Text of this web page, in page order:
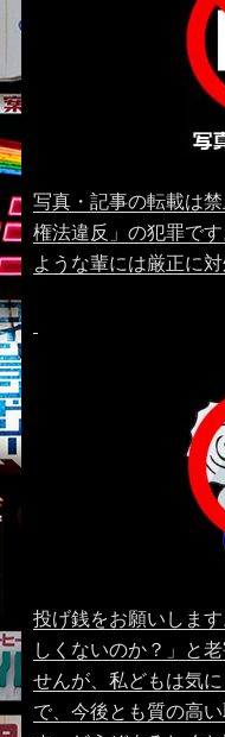
写真・記事の転載は
権法違反」の犯罪で
ような輩には厳正に
投げ銭をお願いしま
しくないのか？」と
せんが、私どもは気
で、今後とも質の高